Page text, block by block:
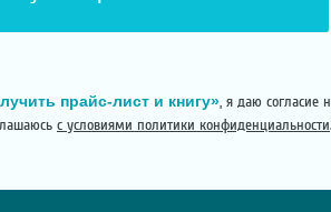
прайс-лист и книгу», я даю согласие
с условиями политики конфиденциальности.